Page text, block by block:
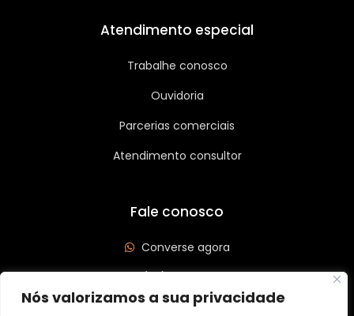
Nós valorizamos a sua privacidade
Atendimento especial
Trabalhe conosco
Ouvidoria
Parcerias comerciais
Atendimento consultor
Fale conosco
Converse agora
(62) 3626-3208
Av. Leste Oeste, Qd 562 Lt 03, St São José, Goiânia/GO